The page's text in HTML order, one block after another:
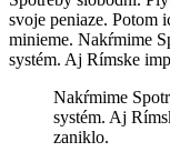
svoje peniaze. Potom
minieme. Nakŕmime
systém. Aj Rímske
Nakŕmime
systém. Aj
zaniklo.